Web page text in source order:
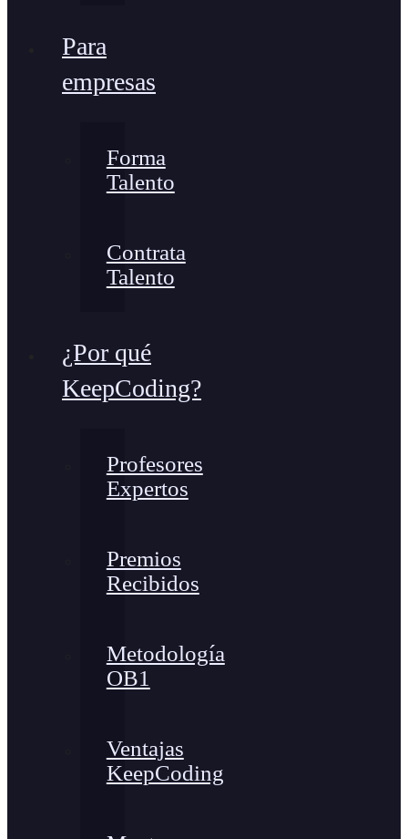
Para
empresas
Forma
Talento
Contrata
Talento
¿Por qué
KeepCoding?
Profesores
Expertos
Premios
Recibidos
Metodología
OB1
Ventajas
KeepCoding